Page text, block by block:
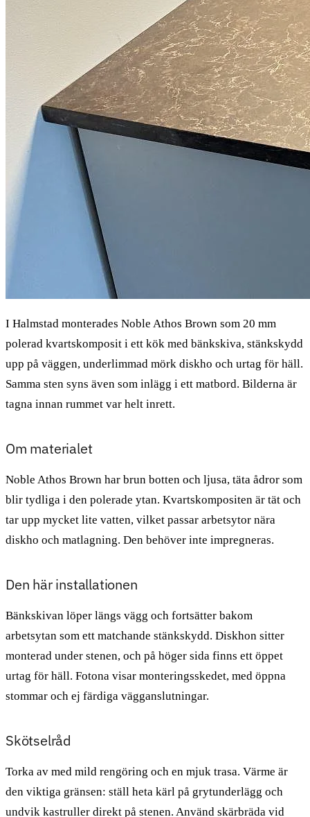
I Halmstad monterades Noble Athos Brown som 20 mm
polerad kvartskomposit i ett kök med bänkskiva, stänkskydd
upp på väggen, underlimmad mörk diskho och urtag för häll.
Samma sten syns även som inlägg i ett matbord. Bilderna är
tagna innan rummet var helt inrett.
Om materialet
Noble Athos Brown har brun botten och ljusa, täta ådror som
blir tydliga i den polerade ytan. Kvartskompositen är tät och
tar upp mycket lite vatten, vilket passar arbetsytor nära
diskho och matlagning. Den behöver inte impregneras.
Den här installationen
Bänkskivan löper längs vägg och fortsätter bakom
arbetsytan som ett matchande stänkskydd. Diskhon sitter
monterad under stenen, och på höger sida finns ett öppet
urtag för häll. Fotona visar monteringsskedet, med öppna
stommar och ej färdiga vägganslutningar.
Skötselråd
Torka av med mild rengöring och en mjuk trasa. Värme är
den viktiga gränsen: ställ heta kärl på grytunderlägg och
undvik kastruller direkt på stenen. Använd skärbräda vid